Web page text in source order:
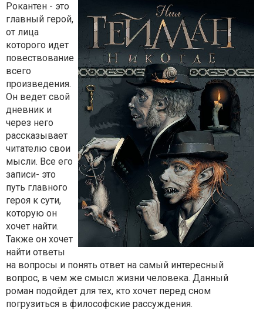
Рокантен - это
главный герой,
от лица
которого идет
повествование
всего
произведения.
Он ведет свой
дневник и
через него
рассказывает
читателю свои
мысли. Все его
записи- это
путь главного
героя к сути,
которую он
хочет найти.
Также он хочет
найти ответы
на вопросы и понять ответ на самый интересный
вопрос, в чем же смысл жизни человека. Данный
роман подойдет для тех, кто хочет перед сном
погрузиться в философские рассуждения.